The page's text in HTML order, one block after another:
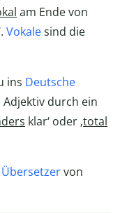
am Ende von
Vokalesind die
ins Deutsche
durch ein
klar‘ oder ‚total
von